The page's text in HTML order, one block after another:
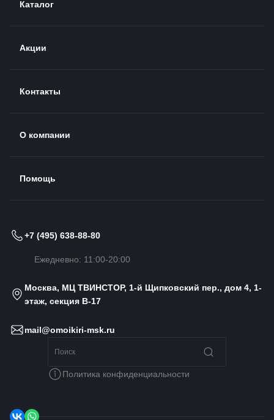
Каталог
Акции
Контакты
О компании
Помощь
+7 (495) 638-88-80
Ежедневно: 11:00-20:00
Москва, МЦ ТВИНСТОР, 1-й Щипковский пер., дом 4, 1-
этаж, секция B-17
mail@omoikiri-msk.ru
Политика конфиденциальности